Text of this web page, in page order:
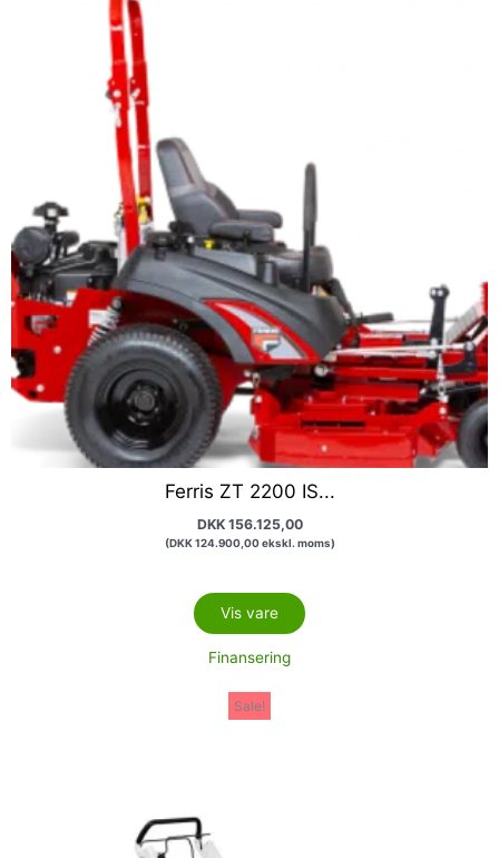
Ferris ZT 2200 IS...
DKK156.125,00
(DKK124.900,00ekskl. moms)
Vis vare
Finansering
Sale!